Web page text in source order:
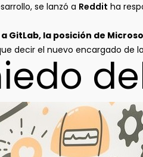
se lanzó a Reddit ha
GitLab, la posición de
decir el nuevo encargado de